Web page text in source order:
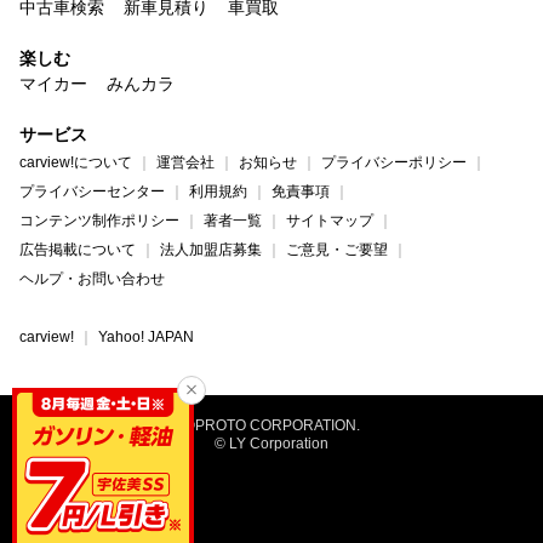
中古車検索 新車見積り 車買取
楽しむ
マイカー
みんカラ
サービス
carview!について 運営会社 お知らせ
プライバシーポリシー
プライバシーセンター
利用規約
免責事項
コンテンツ制作ポリシー
著者一覧
サイトマップ
広告掲載について
法人加盟店募集
ご意見・ご要望
ヘルプ・お問い合わせ
carview! Yahoo! JAPAN
©PROTO CORPORATION.
© LY Corporation